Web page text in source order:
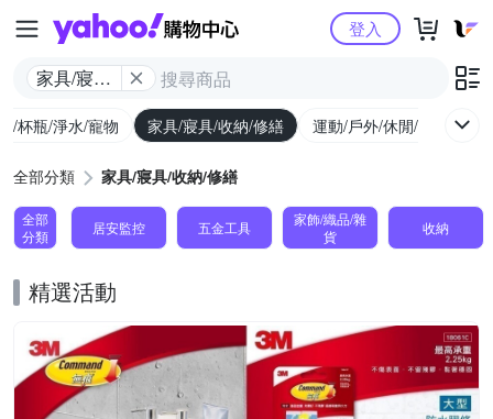
Yahoo購物中心
家具/寢具/
登入
/杯瓶/淨水/寵物 家具/寢具/收納/修繕 運動/戶外/休閒/健身
全部分類 家具/寢具/收納/修繕
全部
分類
居安監控 五金工具
家飾/織品/雜
貨
收納
精選活動